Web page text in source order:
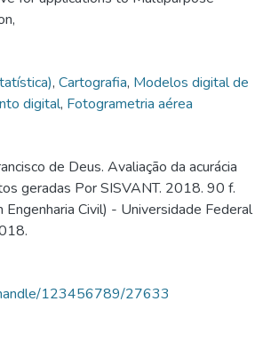
, Cartografia, Modelos digital de
digital, Fotogrametria aérea
de Deus. Avaliação da acurácia
geradas Por SISVANT. 2018. 90 f.
Civil) - Universidade Federal
123456789/27633